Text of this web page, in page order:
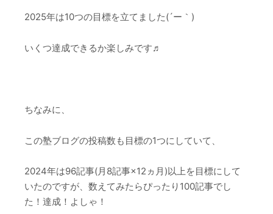
2025年は10つの目標を立てました(´ー｀)
いくつ達成できるか楽しみです♬
ちなみに、
この塾ブログの投稿数も目標の1つにしていて、
2024年は96記事(月8記事×12ヵ月)以上を目標にして
いたのですが、数えてみたらぴったり100記事でし
た！達成！よしゃ！